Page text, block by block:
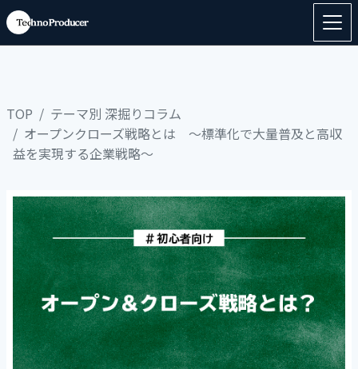
TOP
テーマ別 深掘りコラム
オープンクローズ戦略とは ～標準化で大量普及と高収
益を実現する企業戦略～